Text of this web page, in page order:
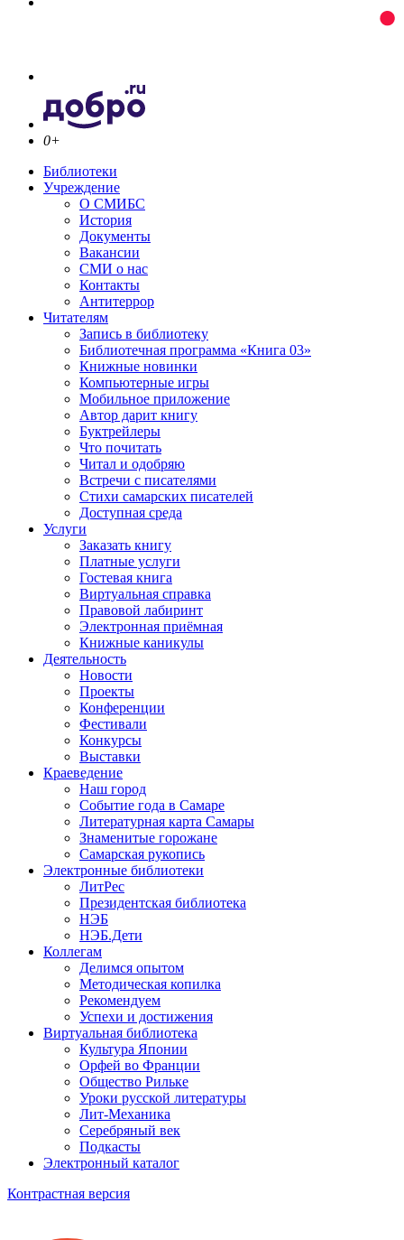
0+
Библиотеки
Учреждение
О СМИБС
История
Документы
Вакансии
СМИ о нас
Контакты
Антитеррор
Читателям
Запись в библиотеку
Библиотечная программа «Книга 03»
Книжные новинки
Компьютерные игры
Мобильное приложение
Автор дарит книгу
Буктрейлеры
Что почитать
Читал и одобряю
Встречи с писателями
Стихи самарских писателей
Доступная среда
Услуги
Заказать книгу
Платные услуги
Гостевая книга
Виртуальная справка
Правовой лабиринт
Электронная приёмная
Книжные каникулы
Деятельность
Новости
Проекты
Конференции
Фестивали
Конкурсы
Выставки
Краеведение
Наш город
Событие года в Самаре
Литературная карта Самары
Знаменитые горожане
Самарская рукопись
Электронные библиотеки
ЛитРес
Президентская библиотека
НЭБ
НЭБ.Дети
Коллегам
Делимся опытом
Методическая копилка
Рекомендуем
Успехи и достижения
Виртуальная библиотека
Культура Японии
Орфей во Франции
Общество Рильке
Уроки русской литературы
Лит-Механика
Серебряный век
Подкасты
Электронный каталог
Контрастная версия